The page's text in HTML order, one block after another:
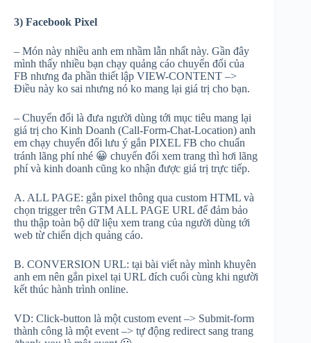
3) Facebook Pixel
– Món này nhiều anh em nhầm lẫn nhất này. Gần đây
mình thấy nhiều bạn chạy quảng cáo chuyển đổi của
FB nhưng đa phần thiết lập VIEW-CONTENT –>
Điều này ko sai nhưng nó ko mang lại giá trị cho bạn.
– Chuyển đổi là đưa người dùng tới mục tiêu mang lại
giá trị cho Kinh Doanh (Call-Form-Chat-Location) anh
em chạy chuyển đổi lưu ý gắn PIXEL FB cho chuẩn
tránh lãng phí nhé 😀 chuyển đổi xem trang thì hơi lãng
phí và kinh doanh cũng ko nhận được giá trị trực tiếp.
A. ALL PAGE: gắn pixel thông qua custom HTML và
chọn trigger trên GTM ALL PAGE URL để đảm bảo
thu thập toàn bộ dữ liệu xem trang của người dùng tới
web từ chiến dịch quảng cáo.
B. CONVERSION URL: tại bài viết này mình khuyên
anh em nên gắn pixel tại URL đích cuối cùng khi người
kết thúc hành trình online.
VD: Click-button là một custom event –> Submit-form
thành công là một event –> tự động redirect sang trang